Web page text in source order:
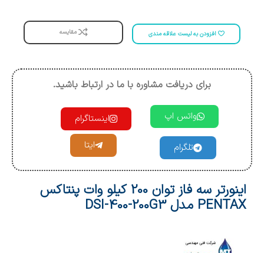
افزودن به لیست علاقه مندی مقایسه
برای دریافت مشاوره با ما در ارتباط باشید.
واتس اپ اینستاگرام
تلگرام ایتا
اینورتر سه فاز توان 200 کیلو وات پنتاکس
PENTAX مدل DSI-400-200G3